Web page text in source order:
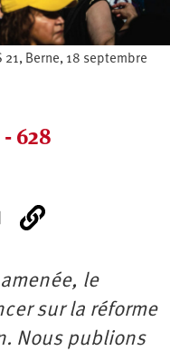
Berne, 18 septembre
628
le
sur la réforme
Nous publions